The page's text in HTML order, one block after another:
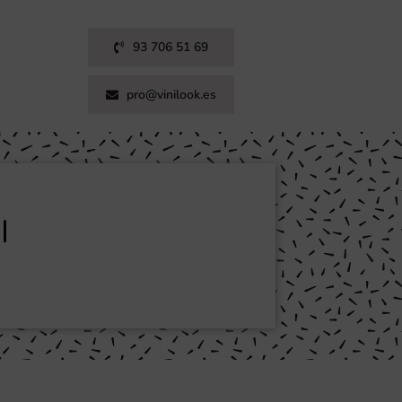
93 706 51 69
pro@vinilook.es